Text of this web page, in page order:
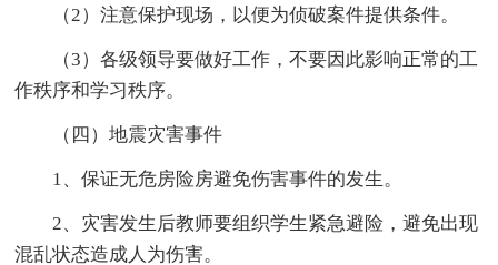
（2）注意保护现场，以便为侦破案件提供条件。
（3）各级领导要做好工作，不要因此影响正常的工
作秩序和学习秩序。
（四）地震灾害事件
1、保证无危房险房避免伤害事件的发生。
2、灾害发生后教师要组织学生紧急避险，避免出现
混乱状态造成人为伤害。